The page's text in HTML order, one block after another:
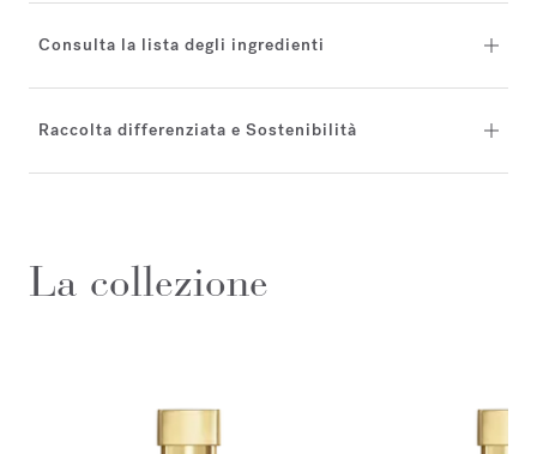
Consulta la lista degli ingredienti
Raccolta differenziata e Sostenibilità
La collezione